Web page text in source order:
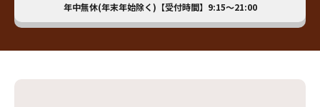
年中無休(年末年始除く)【受付時間】9:15～21:00